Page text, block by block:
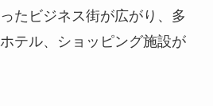
たビジネス街が広がり、多
テル、ショッピング施設が